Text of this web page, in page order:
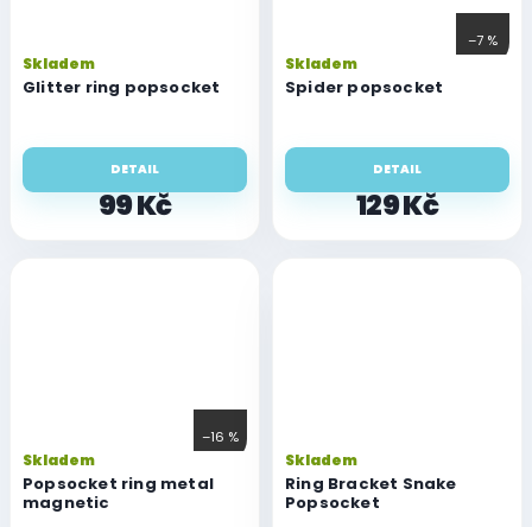
Glitter ring popsocket
Skladem
99 Kč
DETAIL
–7 %
Spider popsocket
Skladem
129 Kč
DETAIL
–16 %
Popsocket ring metal
magnetic
Skladem
Ring Bracket Snake
Popsocket
Skladem